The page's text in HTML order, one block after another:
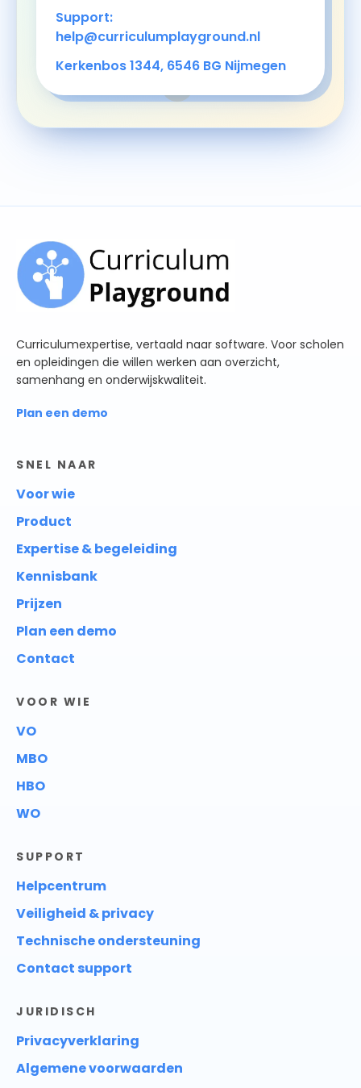
Support:
help@curriculumplayground.nl
Kerkenbos 1344, 6546 BG Nijmegen
Curriculumexpertise, vertaald naar software. Voor scholen
en opleidingen die willen werken aan overzicht,
samenhang en onderwijskwaliteit.
Plan een demo
SNEL NAAR
Voor wie
Product
Expertise & begeleiding
Kennisbank
Prijzen
Plan een demo
Contact
VOOR WIE
VO
MBO
HBO
WO
SUPPORT
Helpcentrum
Veiligheid & privacy
Technische ondersteuning
Contact support
JURIDISCH
Privacyverklaring
Algemene voorwaarden